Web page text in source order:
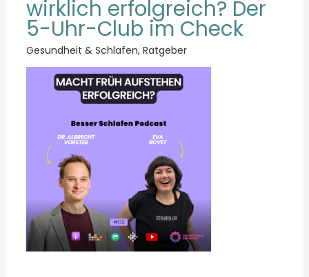
wirklich erfolgreich? Der
5-Uhr-Club im Check
Gesundheit & Schlafen, Ratgeber